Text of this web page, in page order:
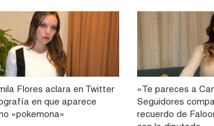
Flores aclara en Twitter
en que aparece
«pokemona»
«Te pareces a
Seguidores
recuerdo de